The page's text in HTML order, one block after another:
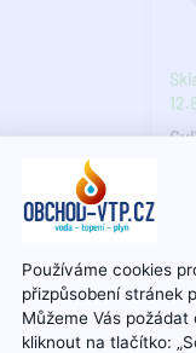
Používáme cookies
přizpůsobení stránek
Můžeme Vás
kliknout na tlačítko: